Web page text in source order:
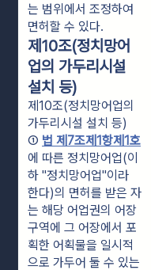
는 범위에서 조정하여
면허할 수 있다.
제10조(정치망어
업의 가두리시설
설치 등)
제10조(정치망어업의
가두리시설 설치 등)
① 법 제7조제1항제1호
에 따른 정치망어업(이
하 "정치망어업"이라
한다)의 면허를 받은 자
는 해당 어업권의 어장
구역에 그 어장에서 포
획한 어획물을 일시적
으로 가두어 둘 수 있는